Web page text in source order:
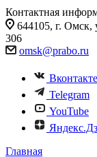
Контактная
644105, г. Омск,
306
omsk@prabo.ru
Вконтакте
Telegram
YouTube
Главная